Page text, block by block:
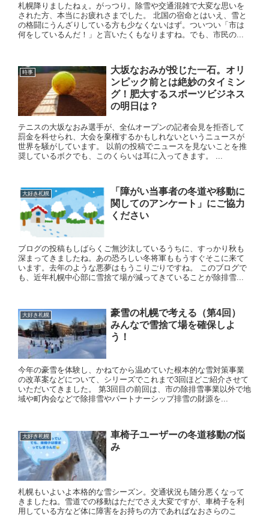
札幌降りましたねぇ。がっつり。除雪や交通混雑で大変な思いを
された方、本当にお疲れさまでした。 北国の宿命とはいえ、雪と
の格闘にうんざりしている方も少なくないはず。ついつい「市は
何をしているんだ！」と言いたくもなりますね。でも、市民の...
時事
大坂なおみが投じた一石。オリ
ンピック前とは絶妙のタイミン
グ！肥大するスポーツビジネス
の明日は？
テニスの大坂なおみ選手が、全仏オープンの記者会見を拒否して
罰金を科せられ、大会を棄権するかもしれないというニュースが
世界を騒がしています。 以前の投稿でニュースを見ないことを推
奨しているボクでも、このくらいは耳に入ってきます。 ...
大好き札幌
「障がい当事者の冬道や移動に
関してのアンケート」にご協力
ください
ブログの投稿もしばらくご無沙汰しているうちに、すっかり秋も
深まってきましたね。あの恐ろしい冬将軍ももうすぐそこに来て
います。去年のような悪夢はもうこりごりですね。 このブログで
も、近年札幌中心部に雪捨て場が減ってきていることが除排雪...
大好き札幌
豪雪の札幌で考える（第4回）
みんなで雪捨て場を確保しよ
う！
今年の豪雪を体験し、かねてから温めていた根本的な雪対策事業
の改革案などについて、シリーズでこれまで3回ほどご紹介させて
いただいてきました。 第3回目の前回は、市の除排雪事業以外で地
域や町内会などで除排雪やパートナーシップ排雪の財源を...
大好き札幌
車椅子ユーザーの冬道移動の悩
み
札幌もいよいよ本格的な雪シーズン。交通状況も随分悪くなって
きましたね。雪道での移動はただでさえ大変ですが、車椅子を利
用している方など体に障害をお持ちの方であればなおさらのこ